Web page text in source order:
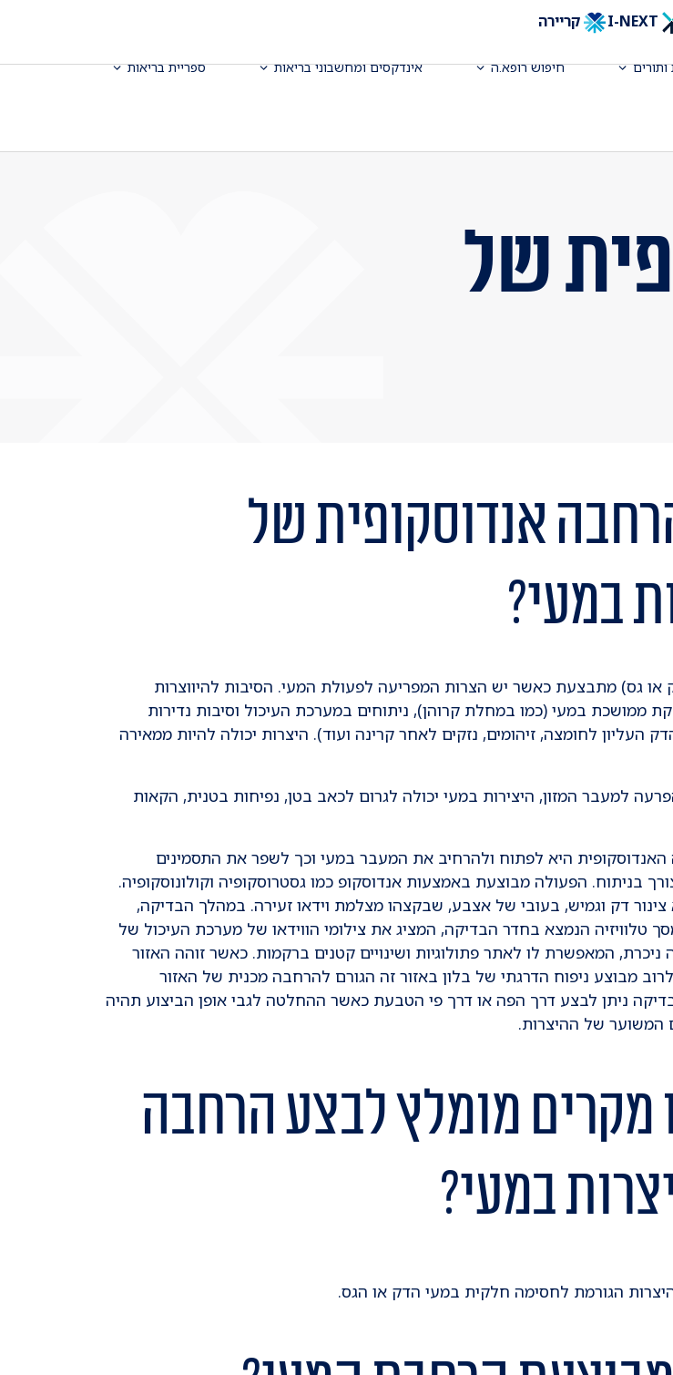
קריירה
חיפוש רופא.ה אינדקסים ומחשבוני בריאות ספריית בריאות
של
אנדוסקופית של
במעי?
גס) מתבצעת כאשר יש הצרות המפריעה לפעולת המעי. הסיבות להיווצרות
ממושכת במעי (כמו במחלת קרוהן), ניתוחים במערכת העיכול וסיבות נדירות
העליון לחומצה, זיהומים, נזקים לאחר קרינה ועוד). היצרות יכולה להיות ממאירה
למעבר המזון, היצירות במעי יכולה לגרום לכאב בטן, נפיחות בטנית, הקאות
היא לפתוח ולהרחיב את המעבר במעי וכך לשפר את התסמינים
בניתוח. הפעולה מבוצעת באמצעות אנדוסקופ כמו גסטרוסקופיה וקולונוסקופיה.
צינור דק וגמיש, בעובי של אצבע, שבקצהו מצלמת וידאו זעירה. במהלך הבדיקה,
טלוויזיה הנמצא בחדר הבדיקה, המציג את צילומי הווידאו של מערכת העיכול של
המאפשרת לו לאתר פתולוגיות ושינויים קטנים ברקמות. כאשר זוהה האזור
מבוצע ניפוח הדרגתי של בלון באזור זה הגורם להרחבה מכנית של האזור
ניתן לבצע דרך הפה או דרך פי הטבעת כאשר ההחלטה לגבי אופן הביצוע תהיה
המשוער של ההיצרות.
מקרים מומלץ לבצע הרחבה
במעי?
הגורמת לחסימה חלקית במעי הדק או הגס.